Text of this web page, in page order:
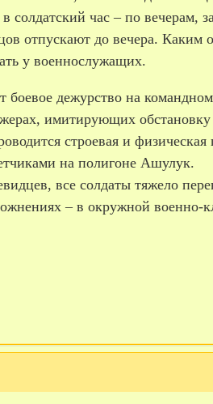
солдатский час – по вечерам,
отпускают до вечера. Каким
у военнослужащих.
боевое дежурство на
имитирующих
строевая и
на полигоне Ашулук.
все солдаты тяжело
– в окружной военно-